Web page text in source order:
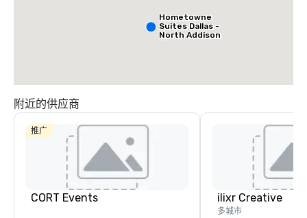
Hometowne
Suites Dallas -
North Addison
附近的供应商
推广
CORT Events ilixr Creative
多城市